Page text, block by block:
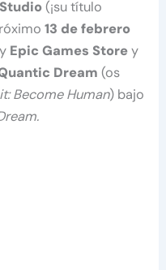
(¡su título
13 de febrero
y Epic Games Storey
Dream (os
Become Human) bajo